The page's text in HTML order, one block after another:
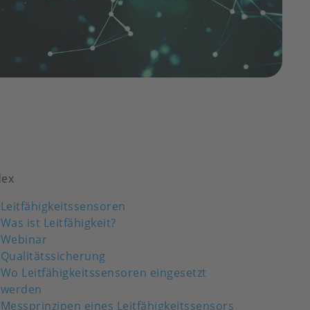
Leitfähigkeitssensoren
Was ist Leitfähigkeit?
Webinar
Qualitätssicherung
Wo Leitfähigkeitssensoren eingesetzt
werden
Messprinzipen eines Leitfähigkeitssensors